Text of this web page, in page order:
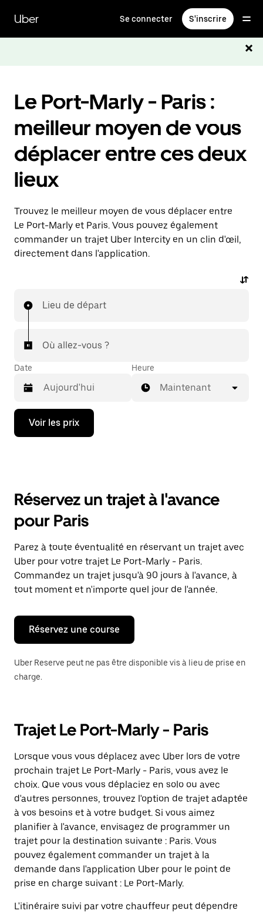
contenu
principal
Uber Se connecter S'inscrire
Le Port-Marly - Paris :
meilleur moyen de vous
déplacer entre ces deux
lieux
Trouvez le meilleur moyen de vous déplacer entre
Le Port-Marly et Paris. Vous pouvez également
commander un trajet Uber Intercity en un clin d'œil,
directement dans l'application.
Lieu de départ
Où allez-vous ?
Date
Appuyez
la
ouvrir
calendrier
et
sélectionner
une
date.
Appuyez
sur
la
Échap
pour
fermer
calendrier.
Heure
Maintenant
Voir les prix
Réservez un trajet à l'avance
pour Paris
Parez à toute éventualité en réservant un trajet avec
Uber pour votre trajet Le Port-Marly - Paris.
Commandez un trajet jusqu'à 90 jours à l'avance, à
tout moment et n'importe quel jour de l'année.
Réservez une course
Uber Reserve peut ne pas être disponible vis à lieu de prise en
charge.
Trajet Le Port-Marly - Paris
Lorsque vous vous déplacez avec Uber lors de votre
prochain trajet Le Port-Marly - Paris, vous avez le
choix. Que vous vous déplaciez en solo ou avec
d'autres personnes, trouvez l'option de trajet adaptée
à vos besoins et à votre budget. Si vous aimez
planifier à l'avance, envisagez de programmer un
trajet pour la destination suivante : Paris. Vous
pouvez également commander un trajet à la
demande dans l'application Uber pour le point de
prise en charge suivant : Le Port-Marly.
L'itinéraire suivi par votre chauffeur peut dépendre